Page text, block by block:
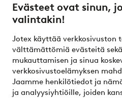
Evästeet ovat sinun,
valintakin!
Jotex käyttää verkkosivuston
välttämättömiä evästeitä
mukauttamisen ja sinua
verkkosivustoelämyksen
Jaamme henkilötiedot ja
ja analyysiyhtiöille, joiden
Ehdot
Ystävät
Turvalliset maksut –